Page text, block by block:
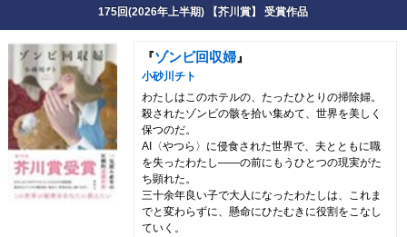
175回(2026年上半期) 【芥川賞】 受賞作品
『ゾンビ回収婦』
小砂川チト
わたしはこのホテルの、たったひとりの掃除婦。
殺されたゾンビの骸を拾い集めて、世界を美しく
保つのだ。
AI〈やつら〉に侵食された世界で、夫とともに職
を失ったわたし――の前にもうひとつの現実がた
ち顕れた。
三十余年良い子で大人になったわたしは、これま
でと変わらずに、懸命にひたむきに役割をこなし
ていく。